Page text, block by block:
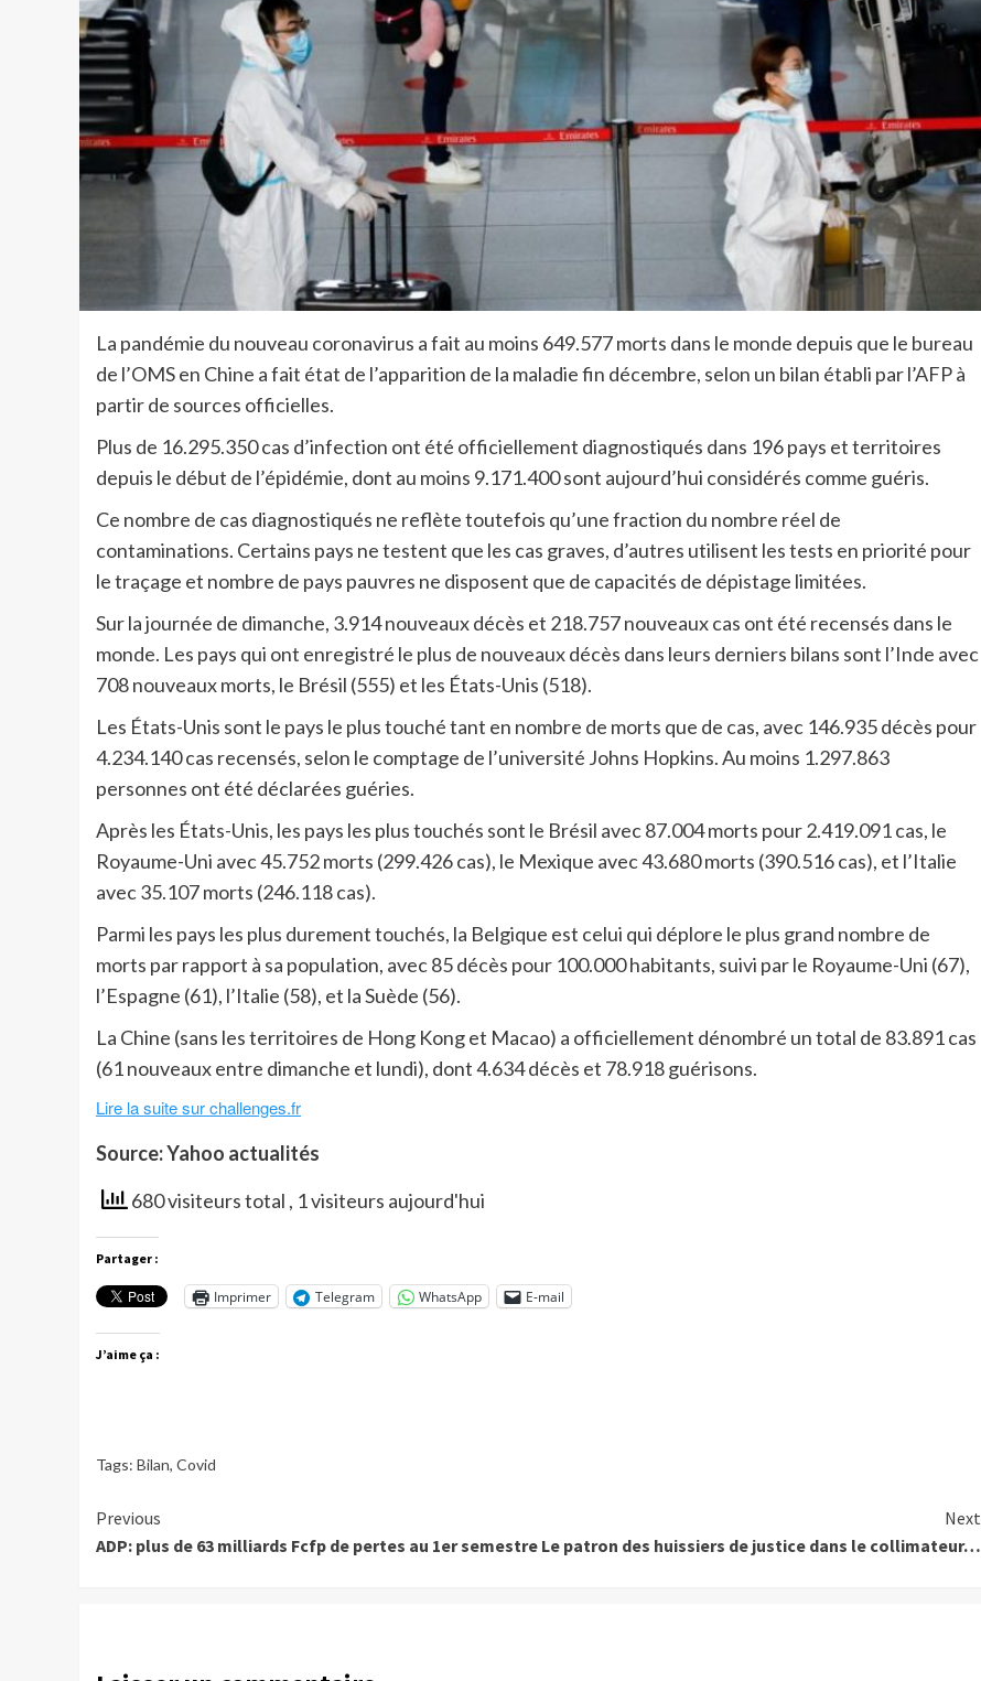
La pandémie du nouveau coronavirus a fait au moins 649.577 morts dans le monde depuis que le bureau
de l’OMS en Chine a fait état de l’apparition de la maladie fin décembre, selon un bilan établi par l’AFP à
partir de sources officielles.
Plus de 16.295.350 cas d’infection ont été officiellement diagnostiqués dans 196 pays et territoires
depuis le début de l’épidémie, dont au moins 9.171.400 sont aujourd’hui considérés comme guéris.
Ce nombre de cas diagnostiqués ne reflète toutefois qu’une fraction du nombre réel de
contaminations. Certains pays ne testent que les cas graves, d’autres utilisent les tests en priorité pour
le traçage et nombre de pays pauvres ne disposent que de capacités de dépistage limitées.
Sur la journée de dimanche, 3.914 nouveaux décès et 218.757 nouveaux cas ont été recensés dans le
monde. Les pays qui ont enregistré le plus de nouveaux décès dans leurs derniers bilans sont l’Inde avec
708 nouveaux morts, le Brésil (555) et les États-Unis (518).
Les États-Unis sont le pays le plus touché tant en nombre de morts que de cas, avec 146.935 décès pour
4.234.140 cas recensés, selon le comptage de l’université Johns Hopkins. Au moins 1.297.863
personnes ont été déclarées guéries.
Après les États-Unis, les pays les plus touchés sont le Brésil avec 87.004 morts pour 2.419.091 cas, le
Royaume-Uni avec 45.752 morts (299.426 cas), le Mexique avec 43.680 morts (390.516 cas), et l’Italie
avec 35.107 morts (246.118 cas).
Parmi les pays les plus durement touchés, la Belgique est celui qui déplore le plus grand nombre de
morts par rapport à sa population, avec 85 décès pour 100.000 habitants, suivi par le Royaume-Uni (67),
l’Espagne (61), l’Italie (58), et la Suède (56).
La Chine (sans les territoires de Hong Kong et Macao) a officiellement dénombré un total de 83.891 cas
(61 nouveaux entre dimanche et lundi), dont 4.634 décès et 78.918 guérisons.
Lire la suite sur challenges.fr
Source: Yahoo actualités
680 visiteurs total , 1 visiteurs aujourd'hui
Partager :
Imprimer Telegram WhatsApp E-mail
J’aime ça :
Tags: Bilan, Covid
Continue
Reading
Previous
ADP: plus de 63 milliards Fcfp de pertes au 1er semestre
Next
Le patron des huissiers de justice dans le collimateur…